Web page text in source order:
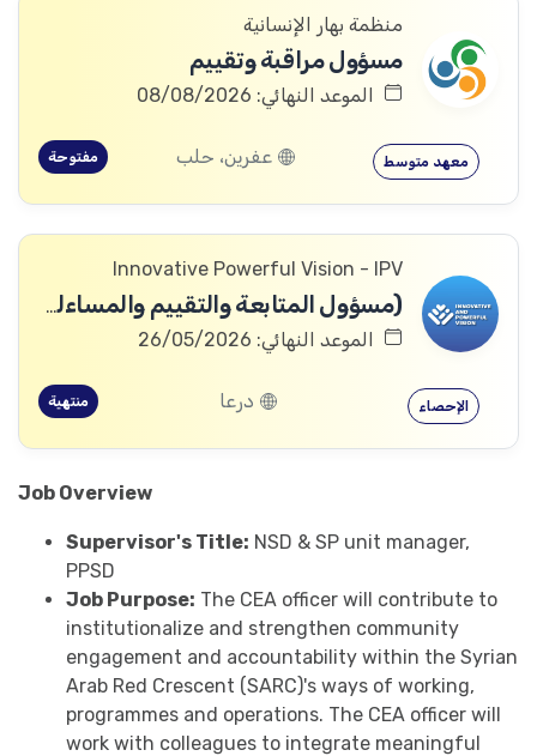
منظمة بهار الإنسانية
مسؤول مراقبة وتقييم
الموعد النهائي: 08/08/2026
معهد متوسط عفرين، حلب مفتوحة
Innovative Powerful Vision - IPV
(مسؤول المتابعة والتقييم والمساءلة والتعلم
الموعد النهائي: 26/05/2026
الإحصاء درعا منتهية
Job Overview
Supervisor's Title: NSD & SP unit manager,
PPSD
Job Purpose: The CEA officer will contribute to
institutionalize and strengthen community
engagement and accountability within the Syrian
Arab Red Crescent (SARC)'s ways of working,
programmes and operations. The CEA officer will
work with colleagues to integrate meaningful